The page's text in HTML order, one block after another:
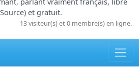
et gratuit.
13 visiteur(s) et 0 membre(s) en ligne.